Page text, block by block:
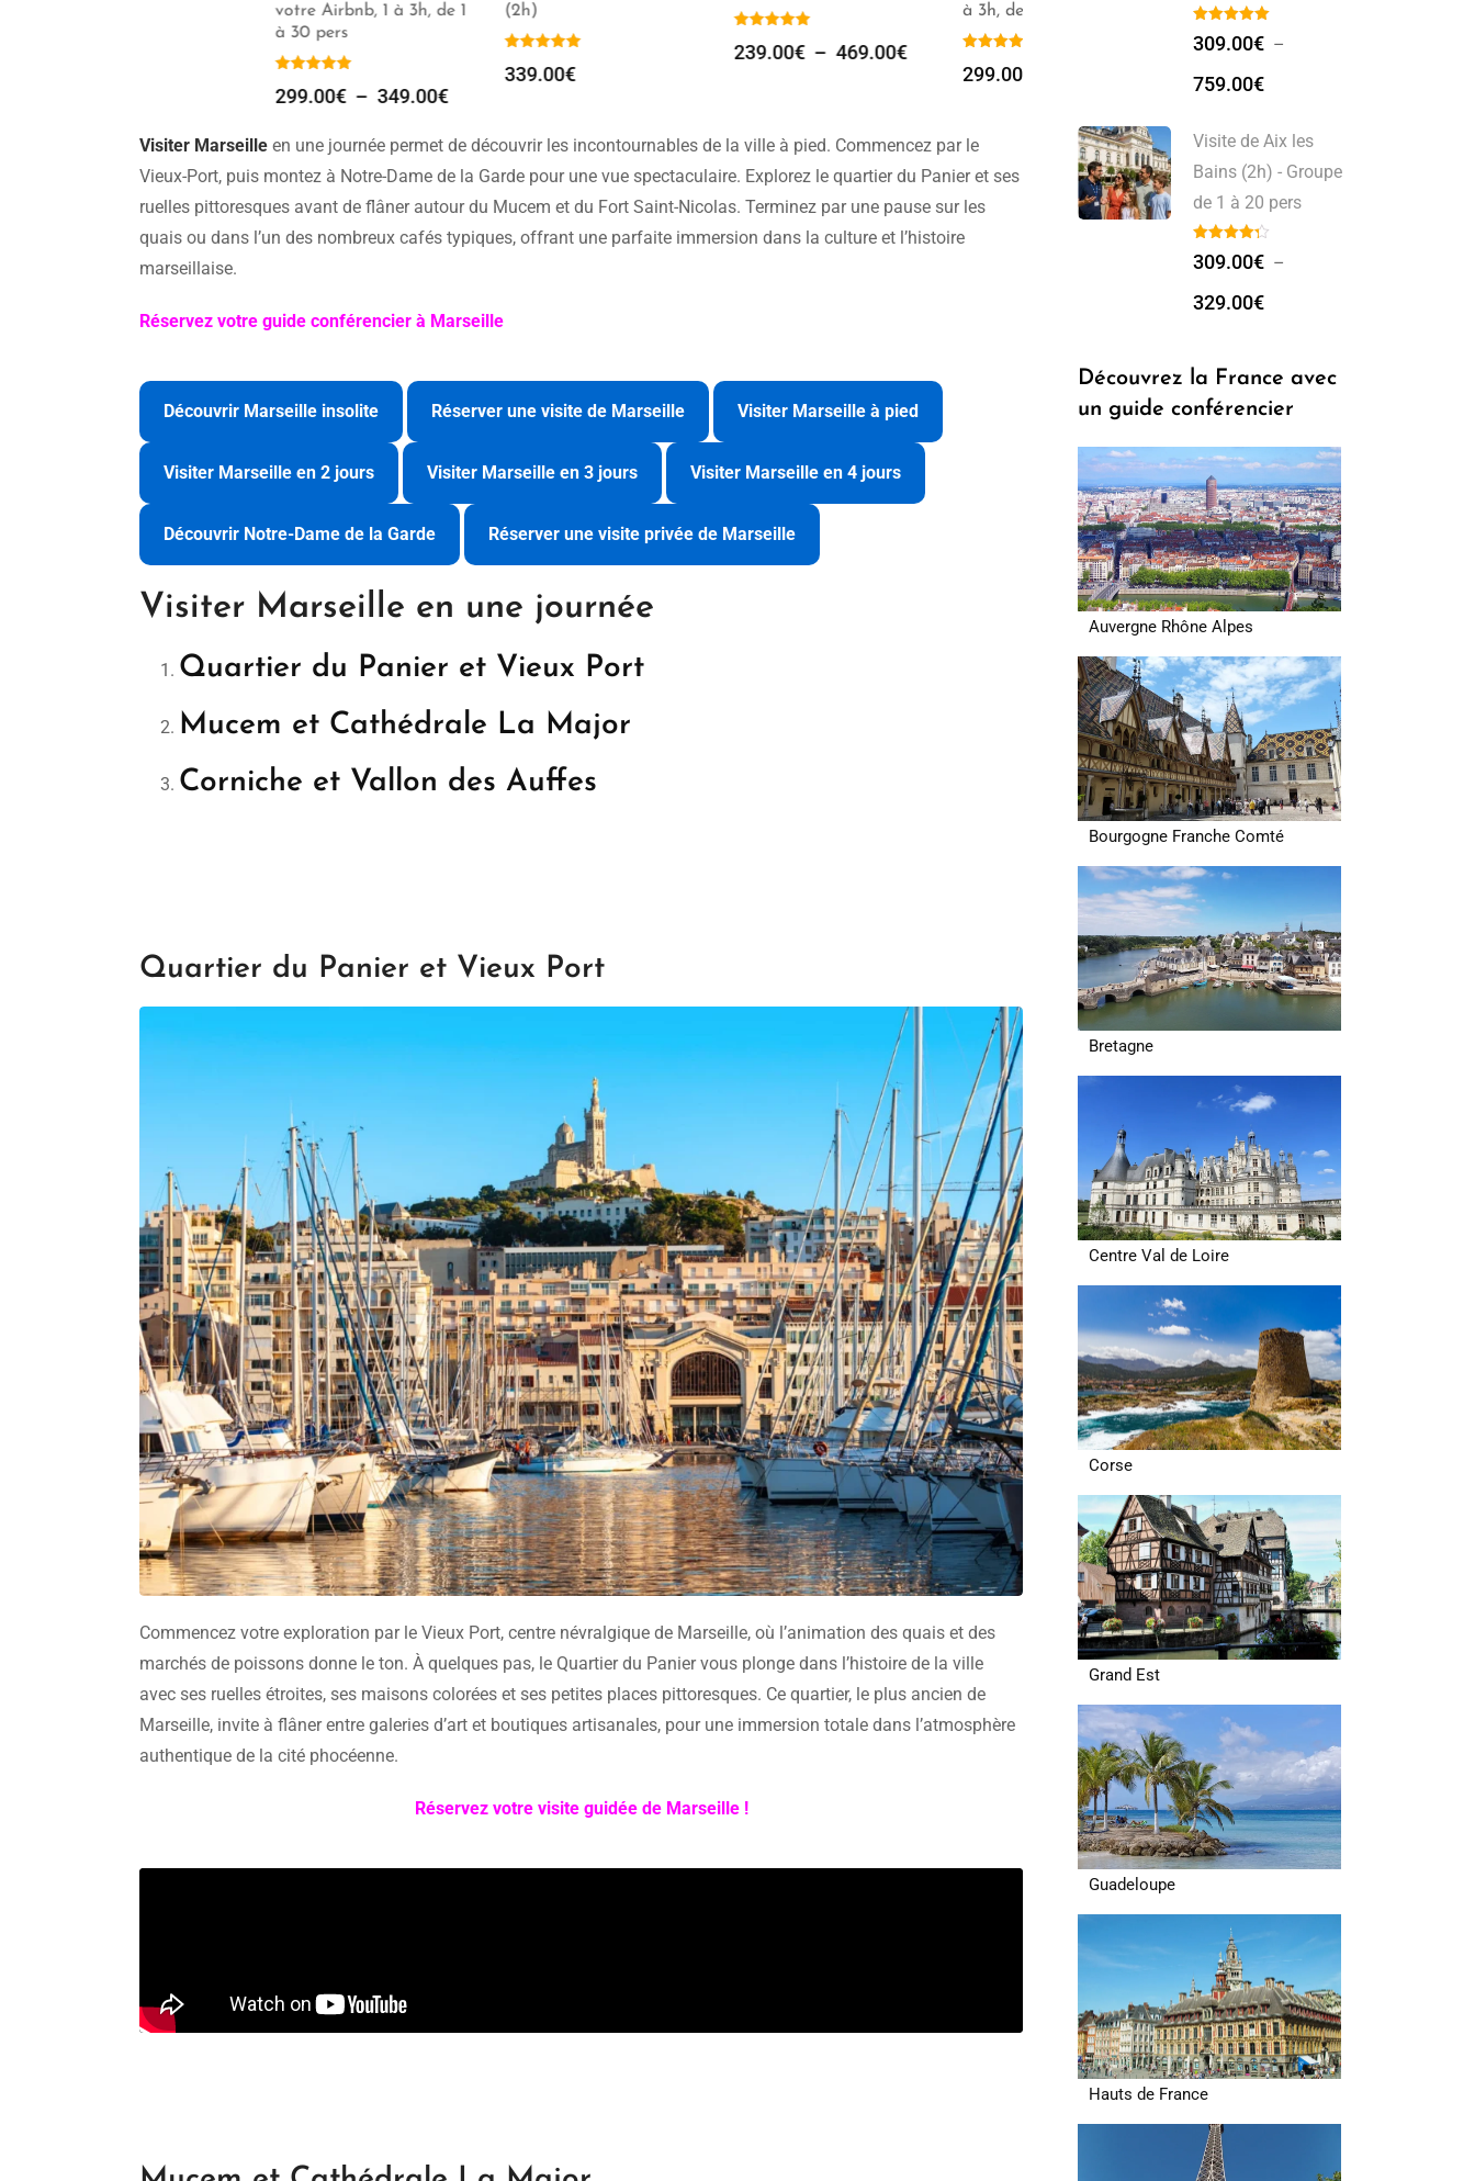
votre Airbnb, 1 à 3h, de 1
349.00€
(2h)
469.00€
à 3h, de 1 à 30 pers
349.00€
399.00€
Visiter Marseille en une journée permet de découvrir les incontournables de la ville à pied. Commencez par le
Vieux-Port, puis montez à Notre-Dame de la Garde pour une vue spectaculaire. Explorez le quartier du Panier et ses
ruelles pittoresques avant de flâner autour du Mucem et du Fort Saint-Nicolas. Terminez par une pause sur les
quais ou dans l’un des nombreux cafés typiques, offrant une parfaite immersion dans la culture et l’histoire
marseillaise.
Réservez votre guide conférencier à Marseille
Découvrir Marseille insolite Réserver une visite de Marseille Visiter Marseille à pied
Visiter Marseille en 2 jours Visiter Marseille en 3 jours Visiter Marseille en 4 jours
Découvrir Notre-Dame de la Garde Réserver une visite privée de Marseille
Visiter Marseille en une journée
Quartier du Panier et Vieux Port
Mucem et Cathédrale La Major
Corniche et Vallon des Auffes
Quartier du Panier et Vieux Port
Commencez votre exploration par le Vieux Port, centre névralgique de Marseille, où l’animation des quais et des
marchés de poissons donne le ton. À quelques pas, le Quartier du Panier vous plonge dans l’histoire de la ville
avec ses ruelles étroites, ses maisons colorées et ses petites places pittoresques. Ce quartier, le plus ancien de
Marseille, invite à flâner entre galeries d’art et boutiques artisanales, pour une immersion totale dans l’atmosphère
authentique de la cité phocéenne.
Réservez votre visite guidée de Marseille !
309.00€ –
759.00€
Visite de Aix les
Bains (2h) - Groupe
de 1 à 20 pers
309.00€ –
329.00€
Découvrez la France avec
un guide conférencier
Auvergne Rhône Alpes
Bourgogne Franche Comté
Bretagne
Centre Val de Loire
Corse
Grand Est
Guadeloupe
Hauts de France